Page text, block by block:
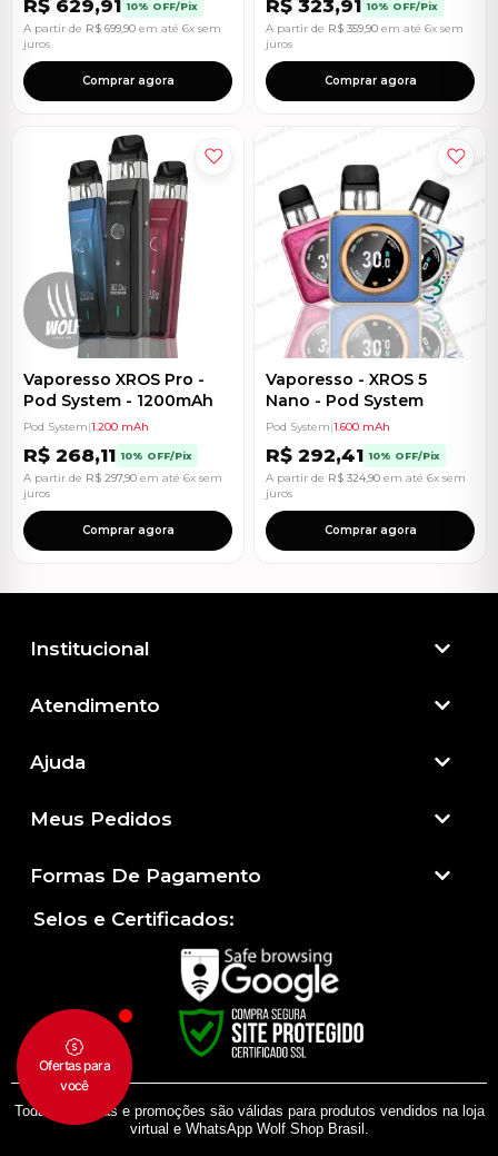
R$ 629,91 10% OFF/Pix
A partir de R$ 699,90 em até 6x sem
juros
Comprar agora
R$ 323,91 10% OFF/Pix
A partir de R$ 359,90 em até 6x sem
juros
Comprar agora
Vaporesso XROS Pro -
Pod System - 1200mAh
Pod System|1.200 mAh
R$ 268,11 10% OFF/Pix
A partir de R$ 297,90 em até 6x sem
juros
Comprar agora
Vaporesso - XROS 5
Nano - Pod System
Pod System|1.600 mAh
R$ 292,41 10% OFF/Pix
A partir de R$ 324,90 em até 6x sem
juros
Comprar agora
Institucional
Atendimento​
Ajuda
Meus Pedidos
Formas De Pagamento
Selos e Certificados:
Todas as regras e promoções são válidas para produtos vendidos na loja
virtual e WhatsApp Wolf Shop Brasil.